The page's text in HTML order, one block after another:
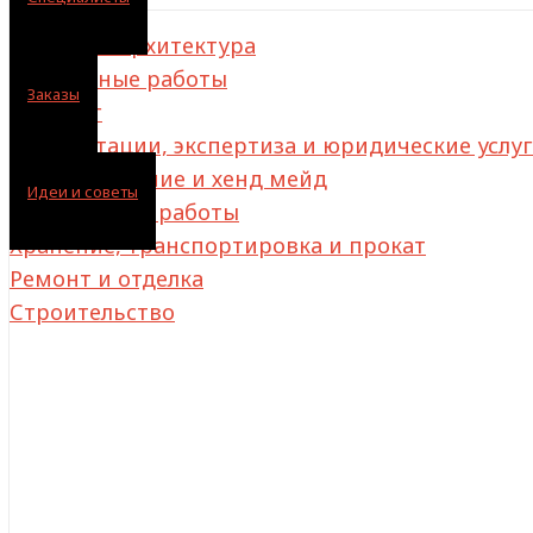
Заказы
Идеи и советы
Дизайн и архитектура
Монтажные работы
Клининг
Консультации, экспертиза и юридические
Декорирование и хенд мейд
Инженерные работы
Хранение, транспортировка и прокат
Ремонт и отделка
Строительство